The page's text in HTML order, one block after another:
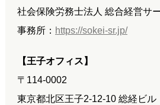
社会保険労務士法人 総合経営サ
事務所： https://sokei-sr.jp/
【王子オフィス】
〒114-0002
東京都北区王子2-12-10 総経ビル